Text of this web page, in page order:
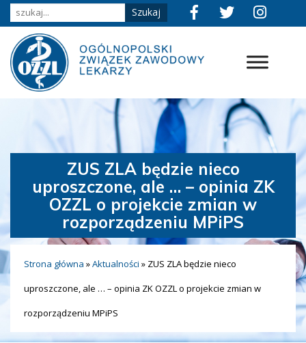
ZUS ZLA będzie nieco
uproszczone, ale … – opinia ZK
OZZL o projekcie zmian w
rozporządzeniu MPiPS
Strona główna »Aktualności » ZUS ZLA będzie nieco
uproszczone, ale … – opinia ZK OZZL o projekcie zmian w
rozporządzeniu MPiPS